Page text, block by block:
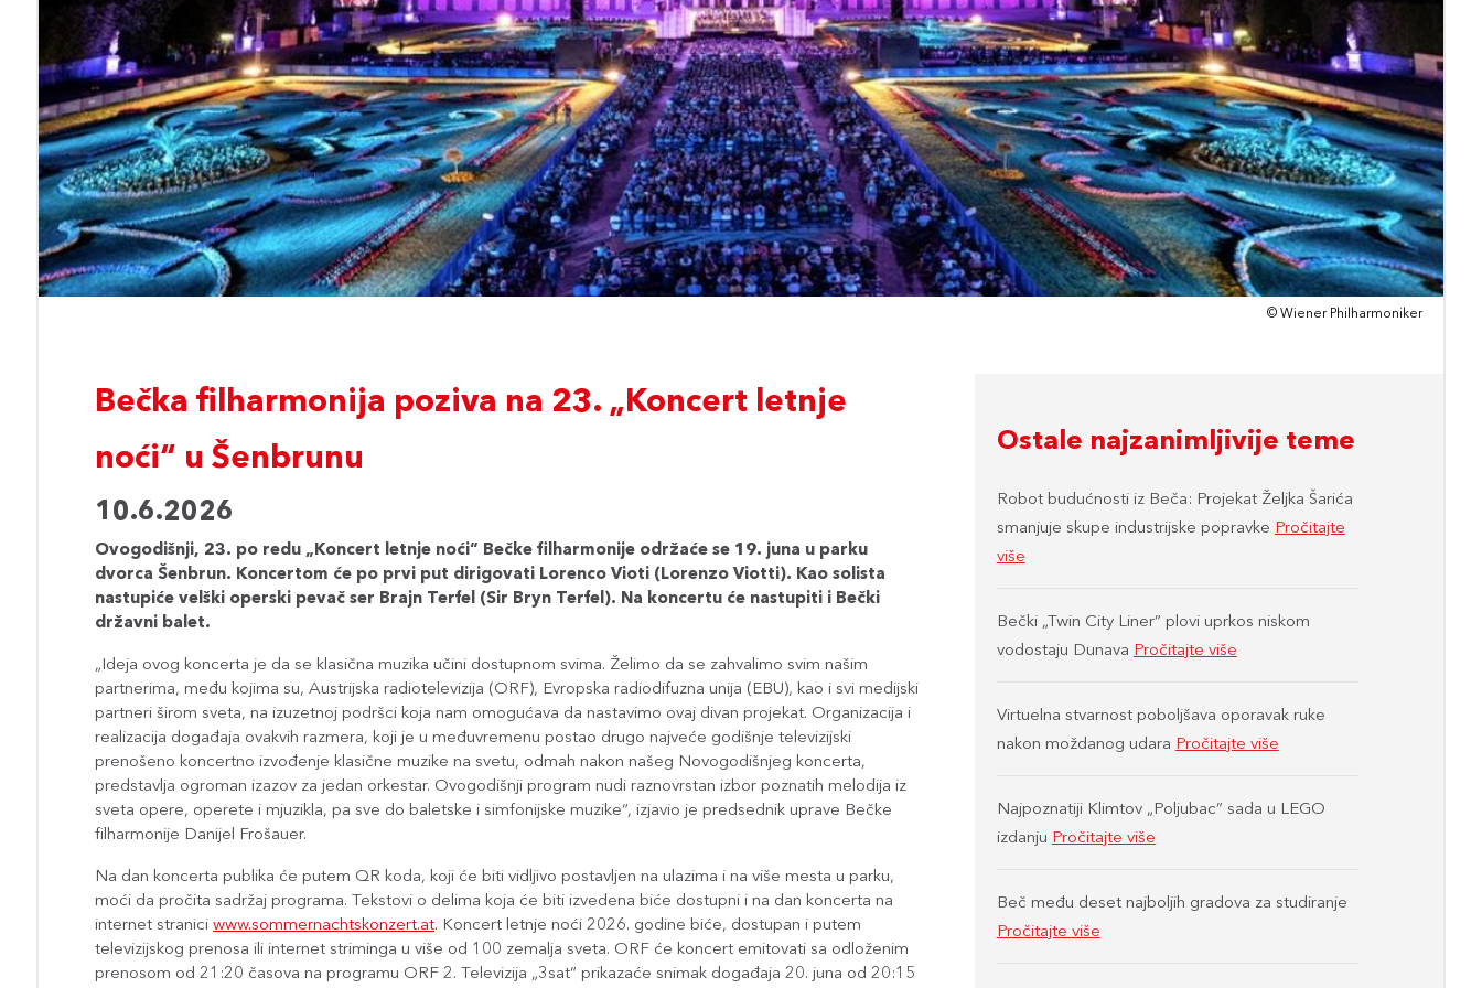
© Wiener Philharmoniker
Bečka filharmonija poziva na 23. „Koncert letnje
noći“ u Šenbrunu
10.6.2026
Ovogodišnji, 23. po redu „Koncert letnje noći“ Bečke filharmonije održaće se 19. juna u parku
dvorca Šenbrun. Koncertom će po prvi put dirigovati Lorenco Vioti (Lorenzo Viotti). Kao solista
nastupiće velški operski pevač ser Brajn Terfel (Sir Bryn Terfel). Na koncertu će nastupiti i Bečki
državni balet.
„Ideja ovog koncerta je da se klasična muzika učini dostupnom svima. Želimo da se zahvalimo svim našim
partnerima, među kojima su, Austrijska radiotelevizija (ORF), Evropska radiodifuzna unija (EBU), kao i svi medijski
partneri širom sveta, na izuzetnoj podršci koja nam omogućava da nastavimo ovaj divan projekat. Organizacija i
realizacija događaja ovakvih razmera, koji je u međuvremenu postao drugo najveće godišnje televizijski
prenošeno koncertno izvođenje klasične muzike na svetu, odmah nakon našeg Novogodišnjeg koncerta,
predstavlja ogroman izazov za jedan orkestar. Ovogodišnji program nudi raznovrstan izbor poznatih melodija iz
sveta opere, operete i mjuzikla, pa sve do baletske i simfonijske muzike“, izjavio je predsednik uprave Bečke
filharmonije Danijel Frošauer.
Na dan koncerta publika će putem QR koda, koji će biti vidljivo postavljen na ulazima i na više mesta u parku,
moći da pročita sadržaj programa. Tekstovi o delima koja će biti izvedena biće dostupni i na dan koncerta na
internet stranici www.sommernachtskonzert.at. Koncert letnje noći 2026. godine biće, dostupan i putem
televizijskog prenosa ili internet striminga u više od 100 zemalja sveta. ORF će koncert emitovati sa odloženim
prenosom od 21:20 časova na programu ORF 2. Televizija „3sat“ prikazaće snimak događaja 20. juna od 20:15
Ostale najzanimljivije teme
Robot budućnosti iz Beča: Projekat Željka Šarića
smanjuje skupe industrijske popravke Pročitajte
više
Bečki „Twin City Liner” plovi uprkos niskom
vodostaju Dunava Pročitajte više
Virtuelna stvarnost poboljšava oporavak ruke
nakon moždanog udara Pročitajte više
Najpoznatiji Klimtov „Poljubac” sada u LEGO
izdanju Pročitajte više
Beč među deset najboljih gradova za studiranje
Pročitajte više